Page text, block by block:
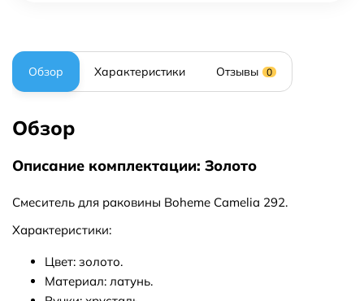
Обзор Характеристики Отзывы 0
Обзор
Описание комплектации: Золото
Смеситель для раковины Boheme Camelia 292.
Характеристики:
Цвет: золото.
Материал: латунь.